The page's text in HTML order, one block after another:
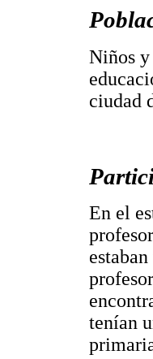
Niños y
ciudad
En el
tenían